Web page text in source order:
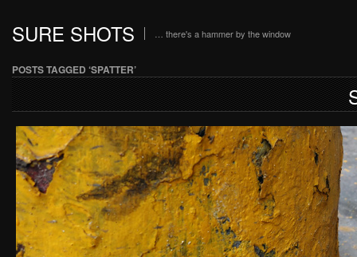
SURE SHOTS … there's a hammer by the window
POSTS TAGGED ‘SPATTER’